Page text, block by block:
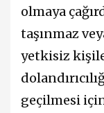
olmaya
taşınmaz
yetkisiz
geçilmesi